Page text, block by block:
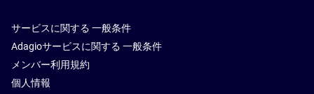
サービスに関する 一般条件
Adagioサービスに関する 一般条件
メンバー利用規約
個人情報